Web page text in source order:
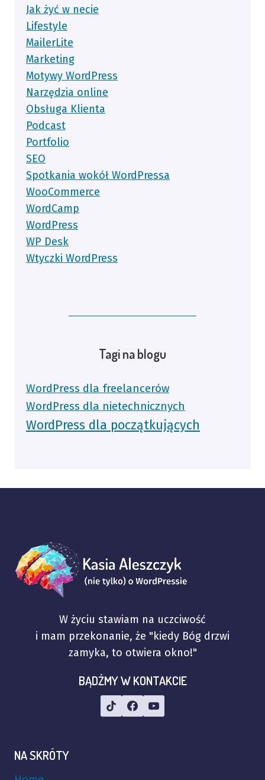
Jak żyć w necie
Lifestyle
MailerLite
Marketing
Motywy WordPress
Narzędzia online
Obsługa Klienta
Podcast
Portfolio
SEO
Spotkania wokół WordPressa
WooCommerce
WordCamp
WordPress
WP Desk
Wtyczki WordPress
Tagi na blogu
WordPress dla freelancerów
WordPress dla nietechnicznych
WordPress dla początkujących
W życiu stawiam na uczciwość
i mam przekonanie, że "kiedy Bóg drzwi
zamyka, to otwiera okno!"
BĄDŹMY W KONTAKCIE
NA SKRÓTY